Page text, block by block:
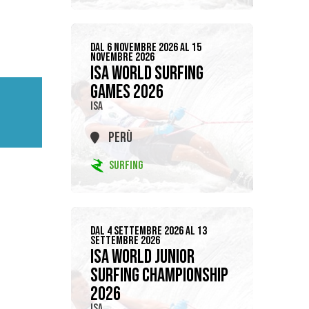
DAL 6 NOVEMBRE 2026 AL 15
NOVEMBRE 2026
ISA WORLD SURFING
GAMES 2026
ISA
PERÙ
SURFING
DAL 4 SETTEMBRE 2026 AL 13
SETTEMBRE 2026
ISA WORLD JUNIOR
SURFING CHAMPIONSHIP
2026